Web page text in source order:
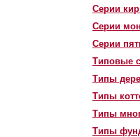
Серии
Серии
Серии
Типовые
Типы
Типы
Типы
Типы